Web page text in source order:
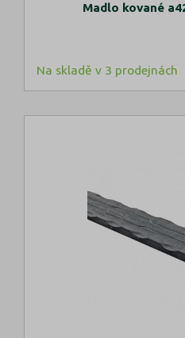
Madlo kované
Na skladě v 3 prodejnách